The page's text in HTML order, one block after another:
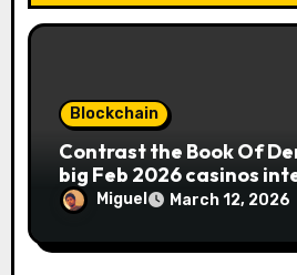
Blockchain
Contrast the Book Of
big Feb 2026 casinos
Miguel March 12, 2026